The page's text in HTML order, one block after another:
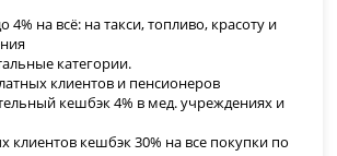
4% на всё: на такси, топливо, красоту и
категории.
клиентов и пенсионеров
кешбэк 4% в мед. учреждениях и
клиентов кешбэк 30% на все покупки по